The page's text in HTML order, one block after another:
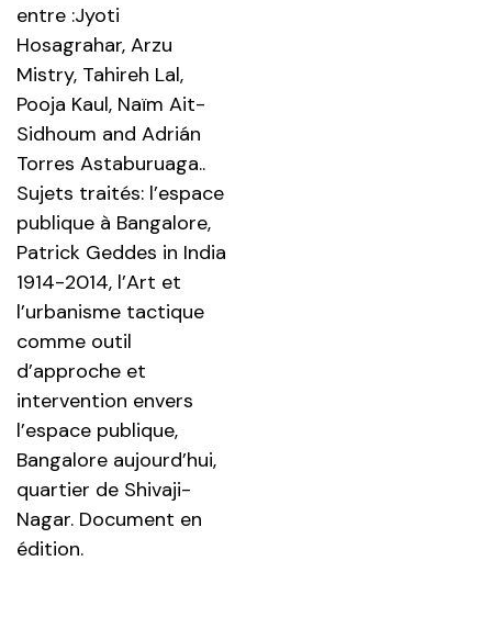
entre :Jyoti
Hosagrahar, Arzu
Mistry, Tahireh Lal,
Pooja Kaul, Naïm Ait-
Sidhoum and Adrián
Torres Astaburuaga..
Sujets traités: l’espace
publique à Bangalore,
Patrick Geddes in India
1914-2014, l’Art et
l’urbanisme tactique
comme outil
d’approche et
intervention envers
l’espace publique,
Bangalore aujourd’hui,
quartier de Shivaji-
Nagar. Document en
édition.